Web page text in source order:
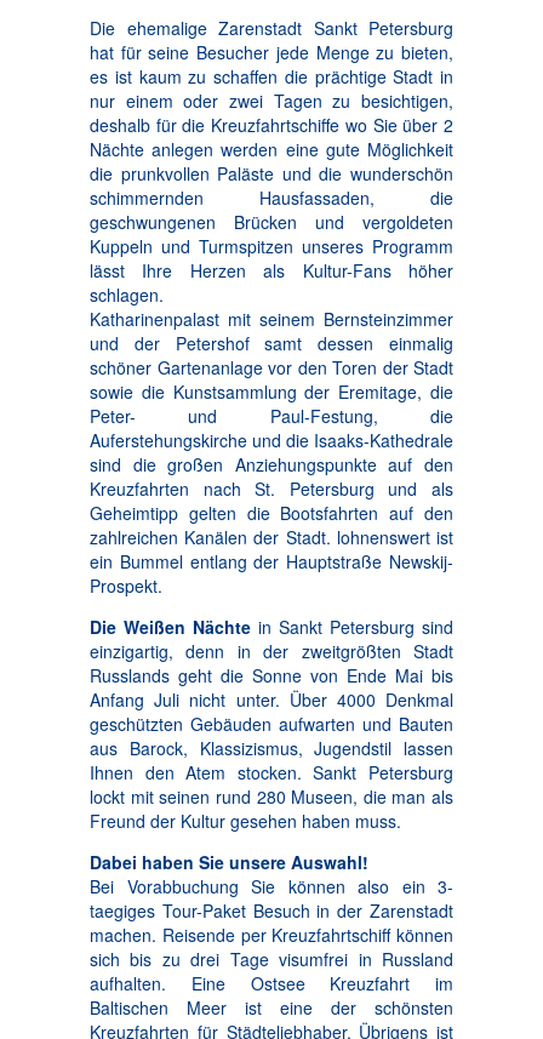
Die ehemalige Zarenstadt Sankt Petersburg
hat für seine Besucher jede Menge zu bieten,
es ist kaum zu schaffen die prächtige Stadt in
nur einem oder zwei Tagen zu besichtigen,
deshalb für die Kreuzfahrtschiffe wo Sie über 2
Nächte anlegen werden eine gute Möglichkeit
die prunkvollen Paläste und die wunderschön
schimmernden Hausfassaden, die
geschwungenen Brücken und vergoldeten
Kuppeln und Turmspitzen unseres Programm
lässt Ihre Herzen als Kultur-Fans höher
schlagen.
Katharinenpalast mit seinem Bernsteinzimmer
und der Petershof samt dessen einmalig
schöner Gartenanlage vor den Toren der Stadt
sowie die Kunstsammlung der Eremitage, die
Peter- und Paul-Festung, die
Auferstehungskirche und die Isaaks-Kathedrale
sind die großen Anziehungspunkte auf den
Kreuzfahrten nach St. Petersburg und als
Geheimtipp gelten die Bootsfahrten auf den
zahlreichen Kanälen der Stadt. lohnenswert ist
ein Bummel entlang der Hauptstraße Newskij-
Prospekt.
Die Weißen Nächte in Sankt Petersburg sind
einzigartig, denn in der zweitgrößten Stadt
Russlands geht die Sonne von Ende Mai bis
Anfang Juli nicht unter. Über 4000 Denkmal
geschützten Gebäuden aufwarten und Bauten
aus Barock, Klassizismus, Jugendstil lassen
Ihnen den Atem stocken. Sankt Petersburg
lockt mit seinen rund 280 Museen, die man als
Freund der Kultur gesehen haben muss.
Dabei haben Sie unsere Auswahl!
Bei Vorabbuchung Sie können also ein 3-
taegiges Tour-Paket Besuch in der Zarenstadt
machen. Reisende per Kreuzfahrtschiff können
sich bis zu drei Tage visumfrei in Russland
aufhalten. Eine Ostsee Kreuzfahrt im
Baltischen Meer ist eine der schönsten
Kreuzfahrten für Städteliebhaber. Übrigens ist